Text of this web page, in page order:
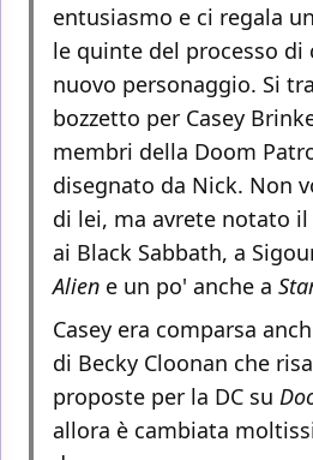
entusiasmo e ci regala
le quinte del processo di
nuovo personaggio. Si
bozzetto per Casey
membri della Doom
disegnato da Nick. Non
di lei, ma avrete notato
ai Black Sabbath, a
Alien e un po' anche a
Casey era comparsa
di Becky Cloonan che
proposte per la DC su
allora è cambiata